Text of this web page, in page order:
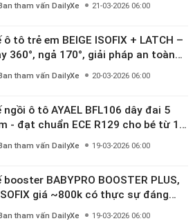
tham vấn DailyXe 21-03-2026 06:00
ô tô trẻ em BEIGE ISOFIX + LATCH –
360°, ngả 170°, giải pháp an toàn
hoạt cho bé 0–10 tuổi
tham vấn DailyXe 20-03-2026 06:00
ngồi ô tô AYAEL BFL106 dây đai 5
- đạt chuẩn ECE R129 cho bé từ 1–
tham vấn DailyXe 19-03-2026 06:00
booster BABYPRO BOOSTER PLUS,
giá ~800k có thực sự đáng
tham vấn DailyXe 19-03-2026 06:00